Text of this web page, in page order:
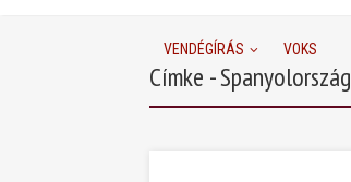
VENDÉGÍRÁS VOKS
Címke - Spanyolország